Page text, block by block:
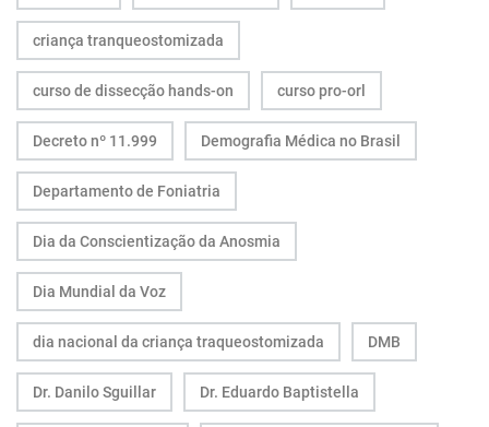
criança tranqueostomizada
curso de dissecção hands-on curso pro-orl
Decreto nº 11.999 Demografia Médica no Brasil
Departamento de Foniatria
Dia da Conscientização da Anosmia
Dia Mundial da Voz
dia nacional da criança traqueostomizada DMB
Dr. Danilo Sguillar Dr. Eduardo Baptistella